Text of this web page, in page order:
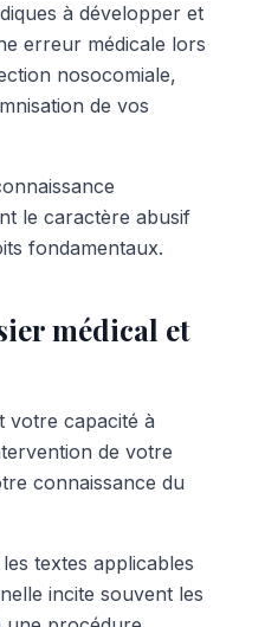
à développer et
erreur médicale lors
nosocomiale,
de vos
le caractère abusif
fondamentaux.
médical et
votre capacité à
de votre
connaissance du
textes applicables
incite souvent les